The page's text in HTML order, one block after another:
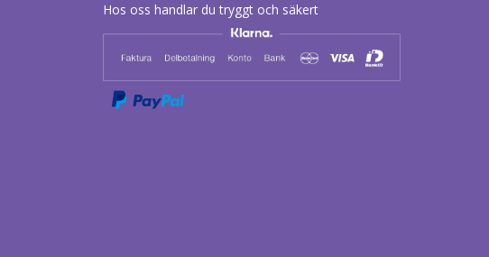
Hos oss handlar du tryggt och säkert